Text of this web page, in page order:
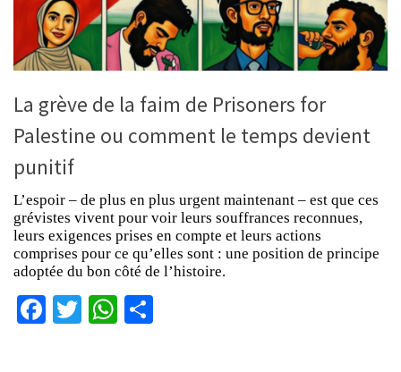
La grève de la faim de Prisoners for
Palestine ou comment le temps devient
punitif
L’espoir – de plus en plus urgent maintenant – est que ces
grévistes vivent pour voir leurs souffrances reconnues,
leurs exigences prises en compte et leurs actions
comprises pour ce qu’elles sont : une position de principe
adoptée du bon côté de l’histoire.
Facebook
TwitterWhatsApp